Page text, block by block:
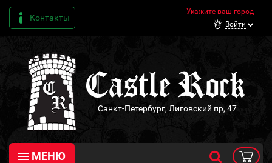
Контакты
Укажите ваш город
Войти
Санкт-Петербург, Лиговский пр, 47
МЕНЮ